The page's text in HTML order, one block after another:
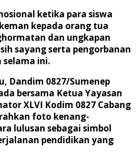
ketika para siswa
kepada orang tua
dan ungkapan
sayang serta pengorbanan
ini.
Dandim 0827/Sumenep
bersama Ketua Yayasan
XLVI Kodim 0827 Cabang
foto kenang-
lulusan sebagai simbol
pendidikan yang